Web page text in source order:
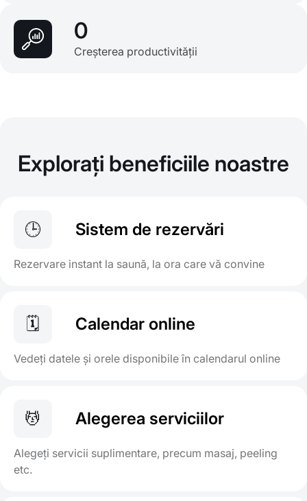
0
Creșterea productivității
Explorați beneficiile noastre
🕒 Sistem de rezervări
Rezervare instant la saună, la ora care vă convine
🗓️ Calendar online
Vedeți datele și orele disponibile în calendarul online
💆 Alegerea serviciilor
Alegeți servicii suplimentare, precum masaj, peeling
etc.